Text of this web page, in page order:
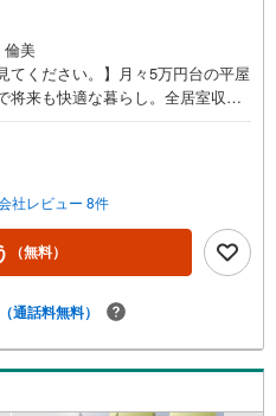
倫美
てください。】月々5万円台の平屋
将来も快適な暮らし。全居室収納
が近くに感じられ家族の会話も増
ーゼット付きで収納がたっぷり
之口小学校、徒歩約23分・山之
ラスステートが選ばれる理由】
実績200棟越え/取引実績が多いから
日に1棟を仲介できるその理由は↓
ウ」をお客様へ還元！（2）なんと
外構＋税、全て込み価格！お気軽
^^）。
社レビュー 8件
（無料）
（通話料無料）